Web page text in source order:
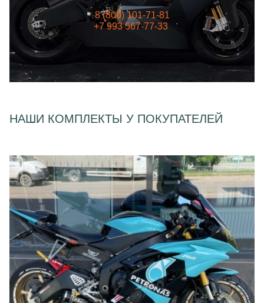
8 (800) 101-71-81
+7 993 567-77-33
НАШИ КОМПЛЕКТЫ У ПОКУПАТЕЛЕЙ